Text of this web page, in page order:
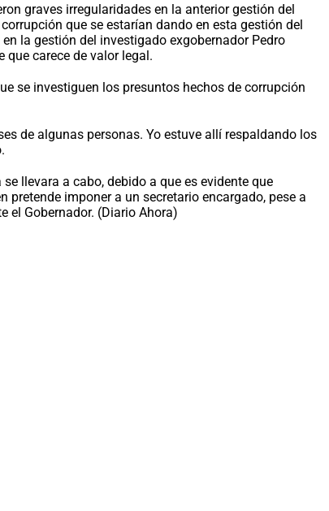
graves irregularidades en la anterior gestión del
que se estarían dando en esta gestión del
la gestión del investigado exgobernador Pedro
que carece de valor legal.
se investiguen los presuntos hechos de corrupción
de algunas personas. Yo estuve allí respaldando los
llevara a cabo, debido a que es evidente que
imponer a un secretario encargado, pese a
el Gobernador. (Diario Ahora)